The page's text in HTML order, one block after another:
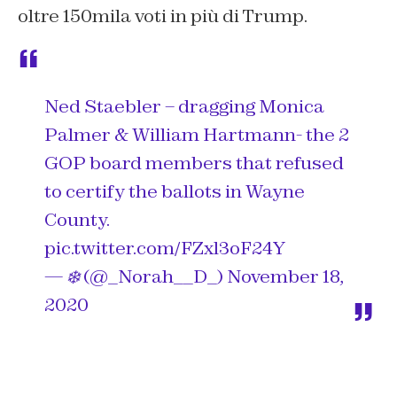
oltre 150mila voti in più di Trump.
Ned Staebler – dragging Monica
Palmer & William Hartmann- the 2
GOP board members that refused
to certify the ballots in Wayne
County.
pic.twitter.com/FZxl3oF24Y
— ❄️ (@_Norah__D_) November 18,
2020